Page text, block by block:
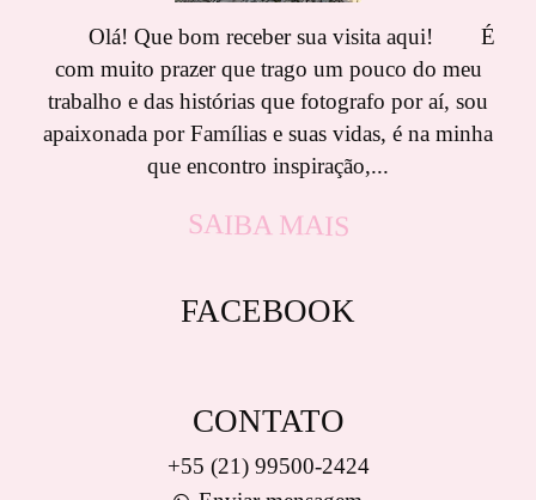
Olá! Que bom receber sua visita aqui! É
com muito prazer que trago um pouco do meu
trabalho e das histórias que fotografo por aí, sou
apaixonada por Famílias e suas vidas, é na minha
que encontro inspiração,...
SAIBA MAIS
FACEBOOK
CONTATO
+55 (21) 99500-2424